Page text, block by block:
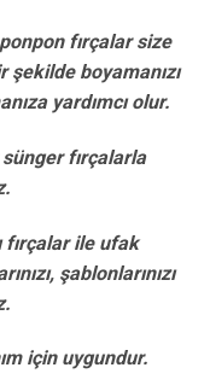
fırçalar size
boyamanızı
yardımcı olur.
sünger fırçalarla
fırçalar ile ufak
şablonlarınızı
için uygundur.